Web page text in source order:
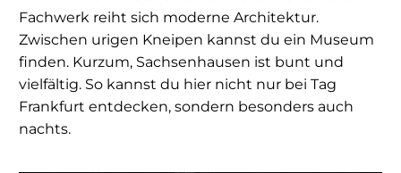
Fachwerk reiht sich moderne Architektur.
Zwischen urigen Kneipen kannst du ein Museum
finden. Kurzum, Sachsenhausen ist bunt und
vielfältig. So kannst du hier nicht nur bei Tag
Frankfurt entdecken, sondern besonders auch
nachts.